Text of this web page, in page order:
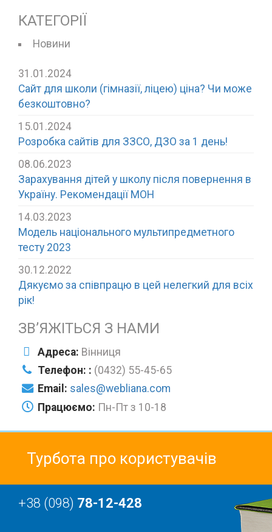
КАТЕГОРІЇ
Новини
31.01.2024
Сайт для школи (гімназії, ліцею) ціна? Чи може
безкоштовно?
15.01.2024
Розробка сайтів для ЗЗСО, ДЗО за 1 день!
08.06.2023
Зарахування дітей у школу після повернення в
Україну. Рекомендації МОН
14.03.2023
Модель національного мультипредметного
тесту 2023
30.12.2022
Дякуємо за співпрацю в цей нелегкий для всіх
рік!
ЗВ’ЯЖІТЬСЯ З НАМИ
Адреса: Вінниця
Телефон: : (0432) 55-45-65
Email: sales@webliana.com
Працюємо: Пн-Пт з 10-18
Турбота про користувачів
+38 (098) 78-12-428